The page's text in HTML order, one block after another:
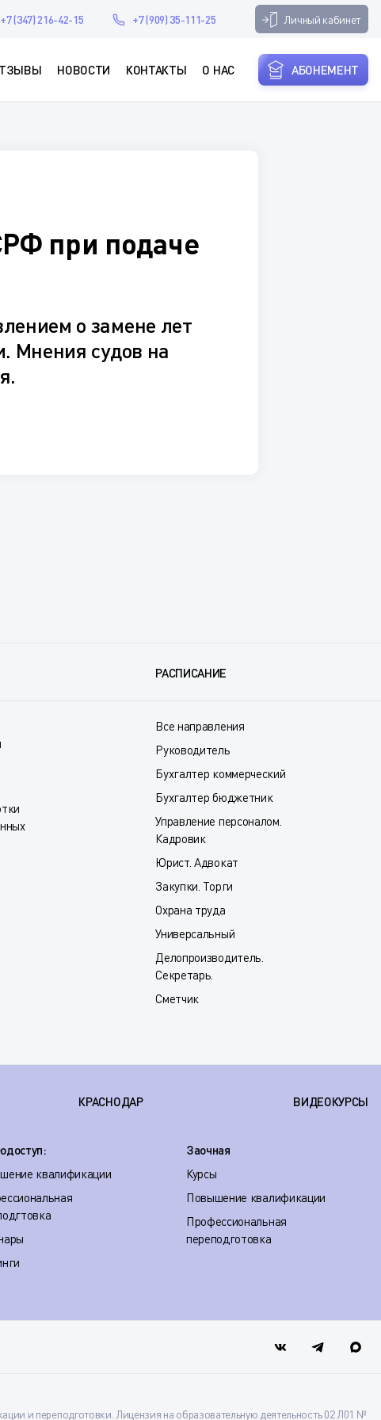
+7 (347) 216-42-15 +7 (909) 35-111-25 Личный кабинет
НОВОСТИ КОНТАКТЫ О НАС АБОНЕМЕНТ
при подаче
о замене лет
Мнения судов на
РАСПИСАНИЕ
Все направления
Руководитель
Бухгалтер коммерческий
Бухгалтер бюджетник
Управление персоналом.
Кадровик
Юрист. Адвокат
Закупки. Торги
Охрана труда
Универсальный
Делопроизводитель.
Секретарь.
Сметчик
КРАСНОДАР ВИДЕОКУРСЫ
квалификации
Заочная
Курсы
Повышение квалификации
Профессиональная
переподготовка
и переподготовки. Лицензия на образовательную деятельность 02 Л01 №